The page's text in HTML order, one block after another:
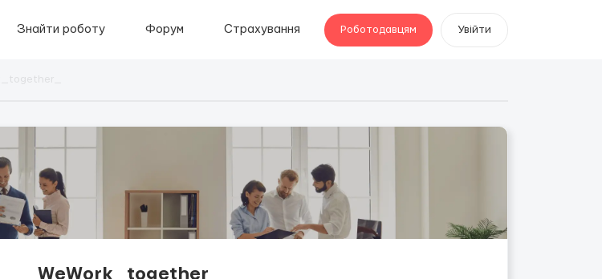
Знайти роботу Форум Страхування Роботодавцям Увійти
_WeWork_together_